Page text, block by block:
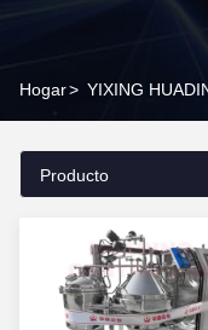
Hogar>
Producto